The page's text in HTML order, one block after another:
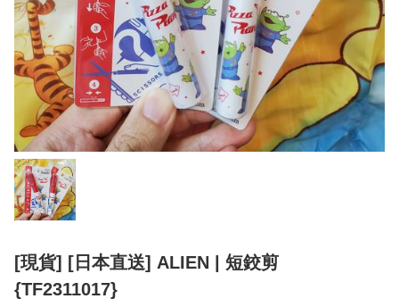
[現貨] [日本直送] ALIEN | 短鉸剪
{TF2311017}